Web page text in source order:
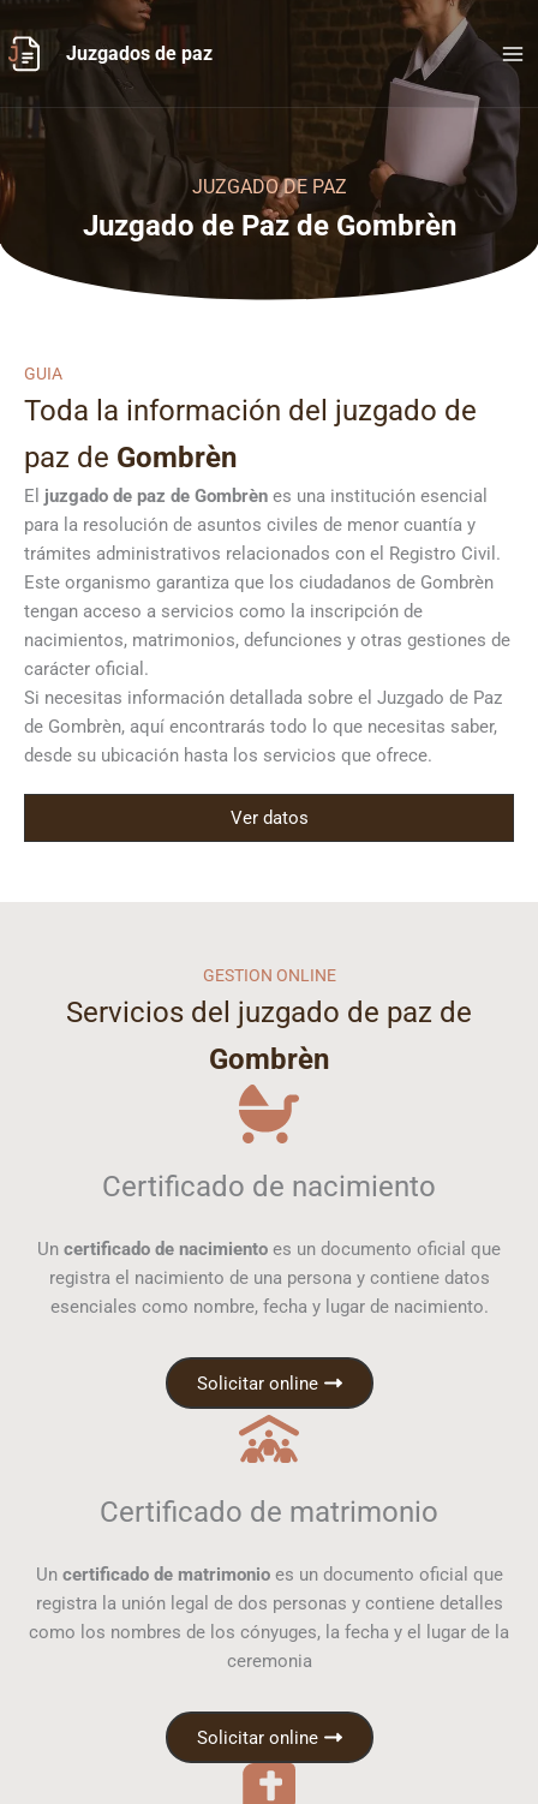
al
contenido
Juzgados de paz
JUZGADO DE PAZ
Juzgado de Paz de Gombrèn
GUIA
Toda la información del juzgado de
paz de Gombrèn
El juzgado de paz de Gombrèn es una institución esencial
para la resolución de asuntos civiles de menor cuantía y
trámites administrativos relacionados con el Registro Civil.
Este organismo garantiza que los ciudadanos de Gombrèn
tengan acceso a servicios como la inscripción de
nacimientos, matrimonios, defunciones y otras gestiones de
carácter oficial.
Si necesitas información detallada sobre el Juzgado de Paz
de Gombrèn, aquí encontrarás todo lo que necesitas saber,
desde su ubicación hasta los servicios que ofrece.
Ver datos
GESTION ONLINE
Servicios del juzgado de paz de
Gombrèn
Certificado de nacimiento
Un certificado de nacimiento es un documento oficial que
registra el nacimiento de una persona y contiene datos
esenciales como nombre, fecha y lugar de nacimiento.
Solicitar online
Certificado de matrimonio
Un certificado de matrimonioes un documento oficial que
registra la unión legal de dos personas y contiene detalles
como los nombres de los cónyuges, la fecha y el lugar de la
ceremonia
Solicitar online